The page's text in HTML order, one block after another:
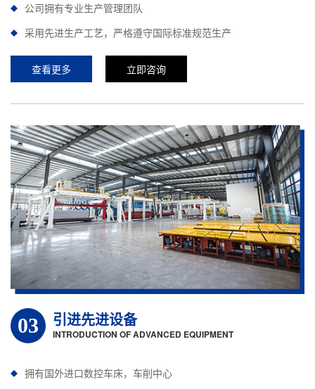
公司拥有专业生产管理团队
采用先进生产工艺，严格遵守国际标准规范生产
查看更多 立即咨询
03 引进先进设备
INTRODUCTION OF ADVANCED EQUIPMENT
拥有国外进口数控车床，车削中心